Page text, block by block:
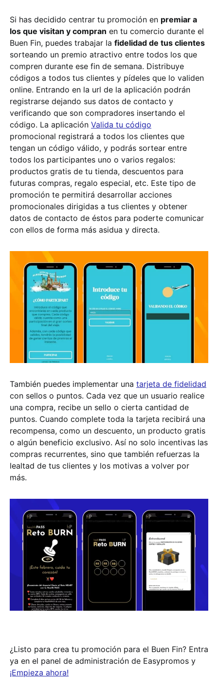
Si has decidido centrar tu promoción en premiar a
los que visitan y compran en tu comercio durante el
Buen Fin, puedes trabajar la fidelidad de tus clientes
sorteando un premio atractivo entre todos los que
compren durante ese fin de semana. Distribuye
códigos a todos tus clientes y pídeles que lo validen
online. Entrando en la url de la aplicación podrán
registrarse dejando sus datos de contacto y
verificando que son compradores insertando el
código. La aplicación Valida tu código
promocional registrará a todos los clientes que
tengan un código válido, y podrás sortear entre
todos los participantes uno o varios regalos:
productos gratis de tu tienda, descuentos para
futuras compras, regalo especial, etc. Este tipo de
promoción te permitirá desarrollar acciones
promocionales dirigidas a tus clientes y obtener
datos de contacto de éstos para poderte comunicar
con ellos de forma más asidua y directa.
También puedes implementar una tarjeta de fidelidad
con sellos o puntos. Cada vez que un usuario realice
una compra, recibe un sello o cierta cantidad de
puntos. Cuando complete toda la tarjeta recibirá una
recompensa, como un descuento, un producto gratis
o algún beneficio exclusivo. Así no solo incentivas las
compras recurrentes, sino que también refuerzas la
lealtad de tus clientes y los motivas a volver por
más.
¿Listo para crea tu promoción para el Buen Fin? Entra
ya en el panel de administración de Easypromos y
¡Empieza ahora!